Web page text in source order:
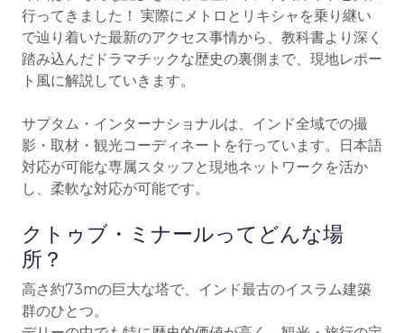
行ってきました！ 実際にメトロとリキシャを乗り継い
で辿り着いた最新のアクセス事情から、教科書より深く
踏み込んだドラマチックな歴史の裏側まで、現地レポー
ト風に解説していきます。
サプタム・インターナショナルは、インド全域での撮
影・取材・観光コーディネートを行っています。日本語
対応が可能な専属スタッフと現地ネットワークを活か
し、柔軟な対応が可能です。
クトゥブ・ミナールってどんな場
所？
高さ約73mの巨大な塔で、インド最古のイスラム建築
群のひとつ。